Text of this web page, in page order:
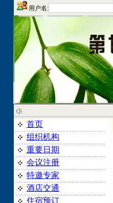
用户名:
首页
组织机构
重要日期
会议注册
特邀专家
酒店交通
住宿预订